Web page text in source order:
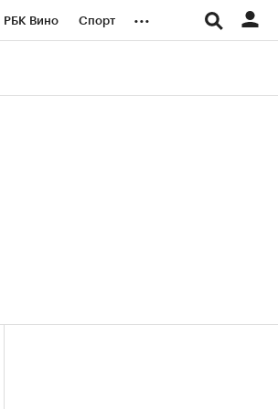
РБК Вино Спорт ...